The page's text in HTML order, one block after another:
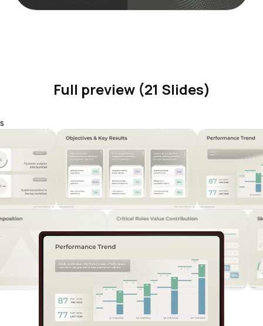
Full preview (21 Slides)
s